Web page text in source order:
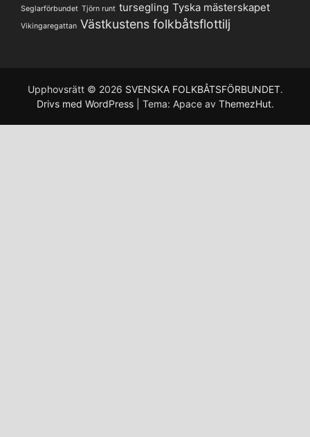
Seglarförbundet Tjörn runt tursegling Tyska mästerskapet
Vikingaregattan Västkustens folkbåtsflottilj
Upphovsrätt © 2026 SVENSKA FOLKBÅTSFÖRBUNDET.
Drivs med WordPress
Tema: Apace av ThemezHut.